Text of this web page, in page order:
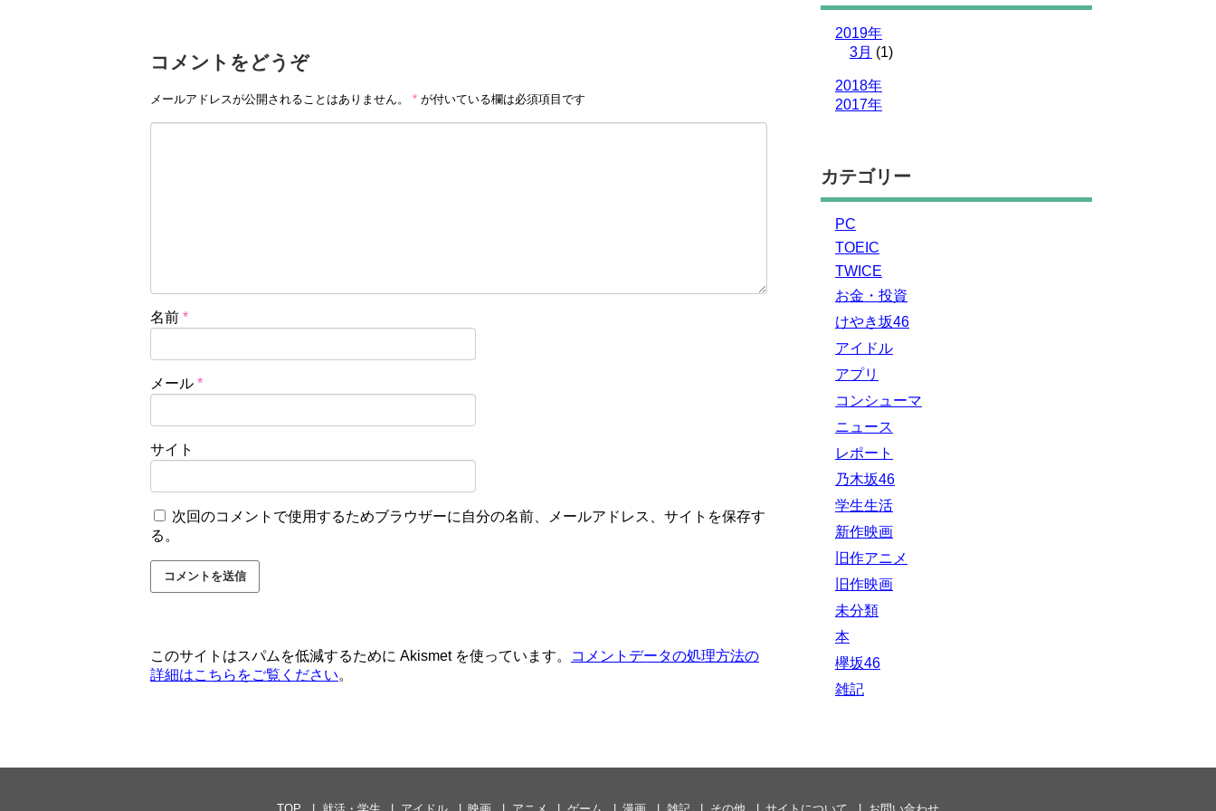
コメントをどうぞ
メールアドレスが公開されることはありません。 * が付いている欄は必須項目です
名前 *
メール *
サイト
次回のコメントで使用するためブラウザーに自分の名前、メールアドレス、サイトを保存す
る。
このサイトはスパムを低減するために Akismet を使っています。
コメントデータの処理方法の
詳細はこちらをご覧ください。
2019年
3月 (1)
2018年
2017年
カテゴリー
PC
TOEIC
TWICE
お金・投資
けやき坂46
アイドル
アプリ
コンシューマ
ニュース
レポート
乃木坂46
学生生活
新作映画
旧作アニメ
旧作映画
未分類
本
欅坂46
雑記